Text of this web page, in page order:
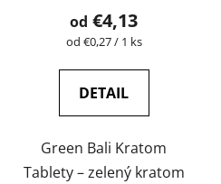
produktu
je
z
od €4,13
Jednotková
od €0,27 / 1 ks
DETAIL
Green Bali Kratom
Tablety – zelený kratom